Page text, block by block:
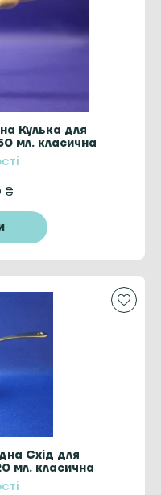
Кулька для
мл. класична
₴
Схід для
мл. класична